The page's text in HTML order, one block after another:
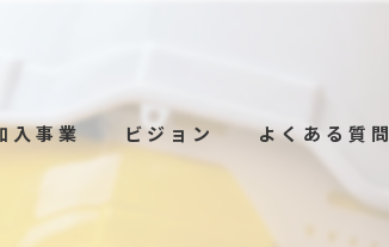
入事業 ビジョン よくある質問